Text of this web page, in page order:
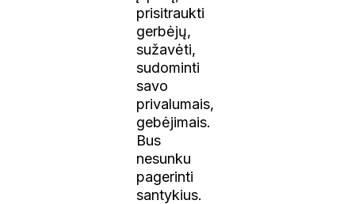
prisitraukti
gerbėjų,
sužavėti,
sudominti
savo
privalumais,
gebėjimais.
Bus
nesunku
pagerinti
santykius.